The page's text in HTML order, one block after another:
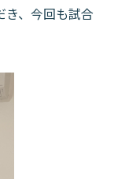
き、今回も試合